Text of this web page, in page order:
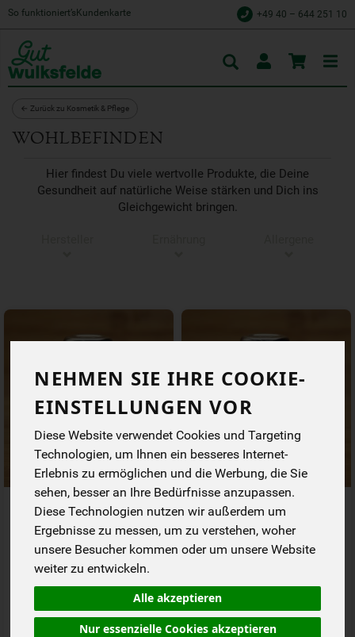
NEHMEN SIE IHRE COOKIE-
EINSTELLUNGEN VOR
Diese Website verwendet Cookies und Targeting
Technologien, um Ihnen ein besseres Internet-
Erlebnis zu ermöglichen und die Werbung, die Sie
sehen, besser an Ihre Bedürfnisse anzupassen.
Diese Technologien nutzen wir außerdem um
Ergebnisse zu messen, um zu verstehen, woher
unsere Besucher kommen oder um unsere Website
weiter zu entwickeln.
Alle akzeptieren
Nur essenzielle Cookies akzeptieren
So funktioniert’s Kundenkarte +49 40 – 644 251 10
← Zurück zu Kosmetik & Pflege
WOHLBEFINDEN
Hier findest Du viele wertvolle Produkte, die Deine
Gesundheit auf natürliche Weise stärken und Dich ins
Gleichgewicht bringen.
Ballaststoff Shot
1,99 €*
/ 95 ml
1 * 95 ml (20,95 € / 1 l)
Anzahl
Eisen Shot
1,99 € *
/ 95 ml
Anzahl
Toggle
cart